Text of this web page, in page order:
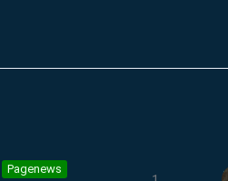
Pagenews